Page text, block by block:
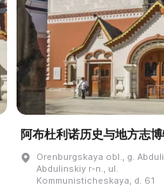
阿布杜利诺历史与地方志
Orenburgskaya obl., g.
Abdulinskiy r-n., ul.
Kommunisticheskaya, d. 61